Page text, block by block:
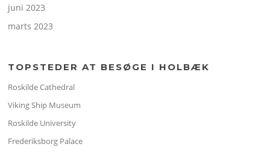
juni 2023
marts 2023
TOPSTEDER AT BESØGE I HOLBÆK
Roskilde Cathedral
Viking Ship Museum
Roskilde University
Frederiksborg Palace